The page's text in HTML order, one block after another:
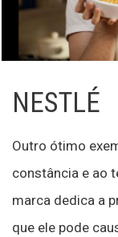
NESTLÉ
Outro ótimo
constância e ao
marca dedica a
que ele pode